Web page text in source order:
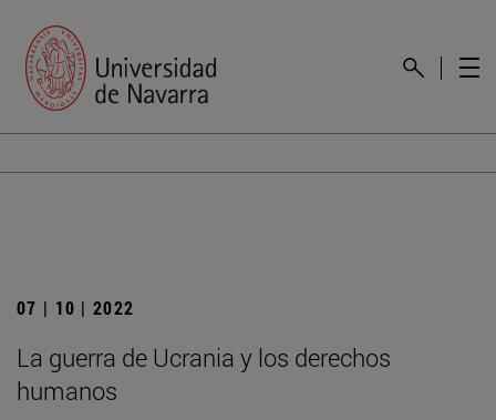
07 | 10 | 2022
La guerra de Ucrania y los derechos
humanos